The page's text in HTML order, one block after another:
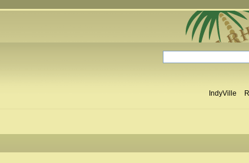
IndyVille